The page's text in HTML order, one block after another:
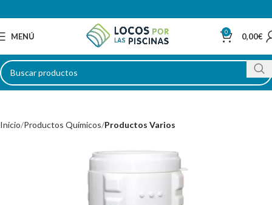
MENÚ 0 0,00€
Inicio Productos Químicos Productos Varios